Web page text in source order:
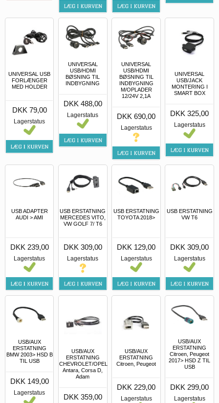
UNIVERSAL USB
FORLÆNGER
MED HOLDER
DKK 79,00
Lagerstatus
UNIVERSAL
USB/HDMI
BØSNING TIL
INDBYGNING
DKK 488,00
Lagerstatus
UNIVERSAL
USB/HDMI
BØSNING TIL
INDBYGNING
M/OPLADER
12/24V 2,1A
DKK 690,00
Lagerstatus
UNIVERSAL
USB/JACK
MONTERING I
SMART BOX
DKK 325,00
Lagerstatus
USB ADAPTER
AUDI > AMI
DKK 239,00
Lagerstatus
USB ERSTATNING
MERCEDES VITO,
VW GOLF 7/ T6
DKK 309,00
Lagerstatus
USB ERSTATNING
TOYOTA 2018>
DKK 129,00
Lagerstatus
USB ERSTATNING
VW T6
DKK 309,00
Lagerstatus
USB/AUX
ERSTATNING
BMW 2003> HSD B
TIL USB
DKK 149,00
Lagerstatus
USB/AUX
ERSTATNING
CHEVROLET/OPEL
Antara, Corsa D,
Adam
DKK 359,00
USB/AUX
ERSTATNING
Citroen, Peugeot
DKK 229,00
Lagerstatus
USB/AUX
ERSTATNING
Citroen, Peugeot
2017> HSD Z TIL
USB
DKK 299,00
Lagerstatus